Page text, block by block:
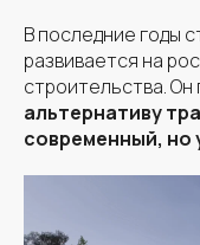
В последние годы
развивается на
строительства.
альтернативу
современный,